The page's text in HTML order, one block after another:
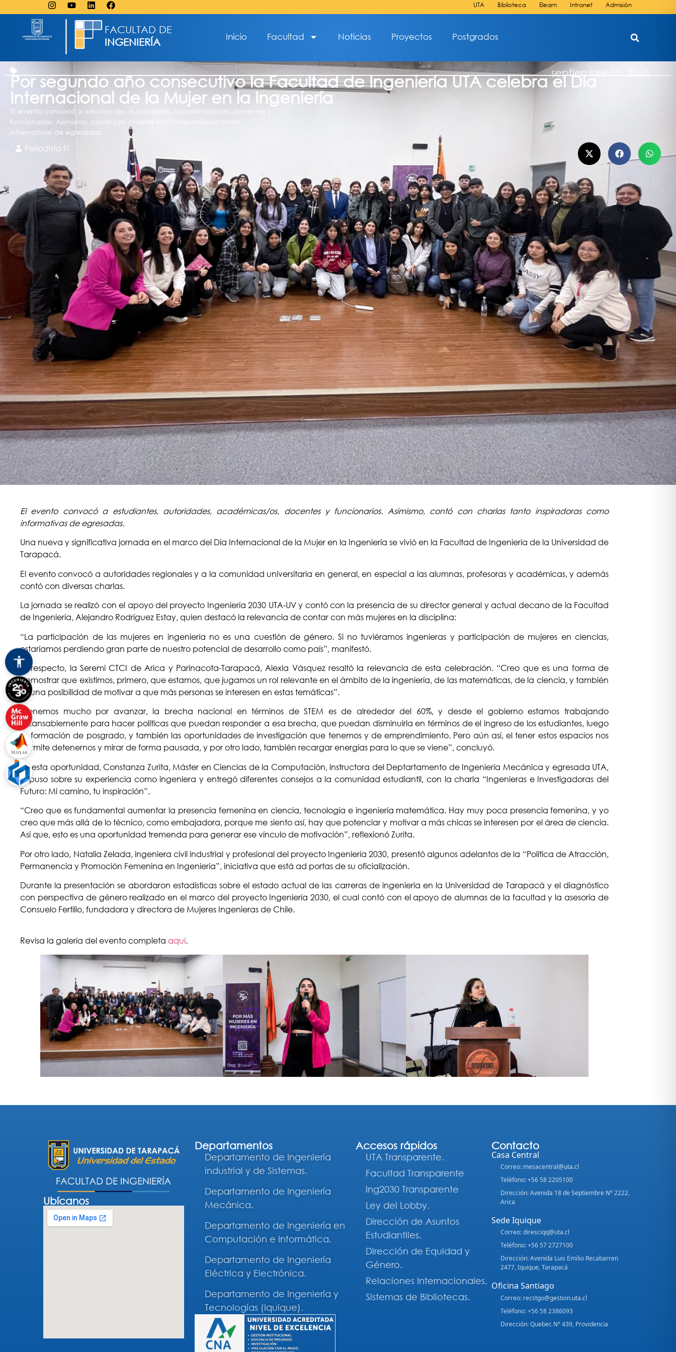
UTA Biblioteca Elearn Intranet Admisión
FACULTAD DE
INGENIERÍA
Inicio Facultad Noticias Proyectos Postgrados
septiembre 11, 2025
Por segundo año consecutivo la Facultad de Ingeniería UTA celebra el Día
Internacional de la Mujer en la Ingeniería
El evento convocó a estudiantes, autoridades, académicas/os, docentes y
funcionarios. Asimismo, contó con charlas tanto inspiradoras como
informativas de egresadas.
Periodista FI
El evento convocó a estudiantes, autoridades, académicas/os, docentes y funcionarios. Asimismo, contó con charlas tanto inspiradoras como
informativas de egresadas.
Una nueva y significativa jornada en el marco del Día Internacional de la Mujer en la Ingeniería se vivió en la Facultad de Ingeniería de la Universidad de
Tarapacá.
El evento convocó a autoridades regionales y a la comunidad universitaria en general, en especial a las alumnas, profesoras y académicas, y además
contó con diversas charlas.
La jornada se realizó con el apoyo del proyecto Ingeniería 2030 UTA-UV y contó con la presencia de su director general y actual decano de la Facultad
de Ingeniería, Alejandro Rodríguez Estay, quien destacó la relevancia de contar con más mujeres en la disciplina:
“La participación de las mujeres en ingeniería no es una cuestión de género. Si no tuviéramos ingenieras y participación de mujeres en ciencias,
estaríamos perdiendo gran parte de nuestro potencial de desarrollo como país”, manifestó.
Al respecto, la Seremi CTCI de Arica y Parinacota-Tarapacá, Alexia Vásquez resaltó la relevancia de esta celebración. “Creo que es una forma de
demostrar que existimos, primero, que estamos, que jugamos un rol relevante en el ámbito de la ingeniería, de las matemáticas, de la ciencia, y también
es una posibilidad de motivar a que más personas se interesen en estas temáticas”.
“Tenemos mucho por avanzar, la brecha nacional en términos de STEM es de alrededor del 60%, y desde el gobierno estamos trabajando
incansablemente para hacer políticas que puedan responder a esa brecha, que puedan disminuirla en términos de el ingreso de los estudiantes, luego
su formación de posgrado, y también las oportunidades de investigación que tenemos y de emprendimiento. Pero aún así, el tener estos espacios nos
permite detenernos y mirar de forma pausada, y por otro lado, también recargar energías para lo que se viene”, concluyó.
En esta oportunidad, Constanza Zurita, Máster en Ciencias de la Computación, instructora del Deptartamento de Ingeniería Mecánica y egresada UTA,
expuso sobre su experiencia como ingeniera y entregó diferentes consejos a la comunidad estudiantil, con la charla “Ingenieras e Investigadoras del
Futuro: Mi camino, tu inspiración”.
“Creo que es fundamental aumentar la presencia femenina en ciencia, tecnología e ingeniería matemática. Hay muy poca presencia femenina, y yo
creo que más allá de lo técnico, como embajadora, porque me siento así, hay que potenciar y motivar a más chicas se interesen por el área de ciencia.
Así que, esto es una oportunidad tremenda para generar ese vínculo de motivación”, reflexionó Zurita.
Por otro lado, Natalia Zelada, ingeniera civil industrial y profesional del proyecto Ingeniería 2030, presentó algunos adelantos de la “Política de Atracción,
Permanencia y Promoción Femenina en Ingeniería”, iniciativa que está ad portas de su oficialización.
Durante la presentación se abordaron estadísticas sobre el estado actual de las carreras de ingeniería en la Universidad de Tarapacá y el diagnóstico
con perspectiva de género realizado en el marco del proyecto Ingeniería 2030, el cual contó con el apoyo de alumnas de la facultad y la asesoría de
Consuelo Fertilio, fundadora y directora de Mujeres Ingenieras de Chile.
Revisa la galería del evento completa aquí.
Ubícanos
Departamentos
Departamento de Ingeniería
industrial y de Sistemas.
Departamento de Ingeniería
Mecánica.
Departamento de Ingeniería en
Computación e Informática.
Departamento de Ingeniería
Eléctrica y Electrónica.
Departamento de Ingeniería y
Tecnologías (Iquique).
Accesos rápidos
UTA Transparente.
Facultad Transparente
Ing2030 Transparente
Ley del Lobby.
Dirección de Asuntos
Estudiantiles.
Dirección de Equidad y
Género.
Relaciones Internacionales.
Sistemas de Bibliotecas.
Contacto
Casa Central
Correo: mesacentral@uta.cl
Teléfono: +56 58 2205100
Dirección: Avenida 18 de Septiembre N° 2222,
Arica
Sede Iquique
Correo: diresciqq@uta.cl
Teléfono: +56 57 2727100
Dirección: Avenida Luis Emilio Recabarren
2477, Iquique, Tarapacá
Oficina Santiago
Correo: recstgo@gestion.uta.cl
Teléfono: +56 58 2386093
Dirección: Quebec N° 439, Providencia